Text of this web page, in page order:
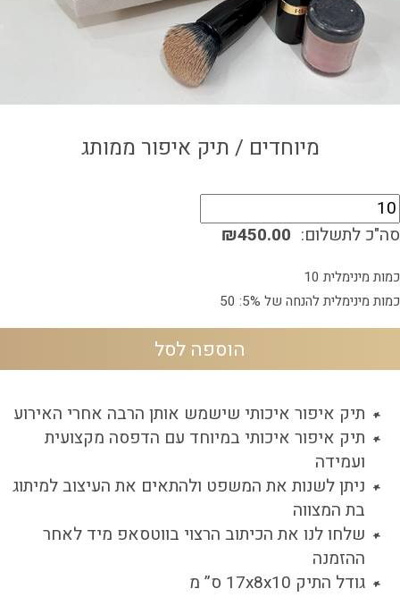
מיוחדים
צור קשר
מיוחדים / תיק איפור ממותג
כמות
של
איפור
ממותג
סה"כ לתשלום: ₪450.00
כמות מינימלית 10
כמות מינימלית להנחה של 5%: 50
הוספה לסל
תיק איפור איכותי שישמש אותן הרבה אחרי האירוע
תיק איפור איכותי במיוחד עם הדפסה מקצועית
ועמידה
ניתן לשנות את המשפט ולהתאים את העיצוב למיתוג
בת המצווה
שלחו לנו את הכיתוב הרצוי בווטסאפ מיד לאחר
ההזמנה
גודל התיק 17x8x10 ס” מ